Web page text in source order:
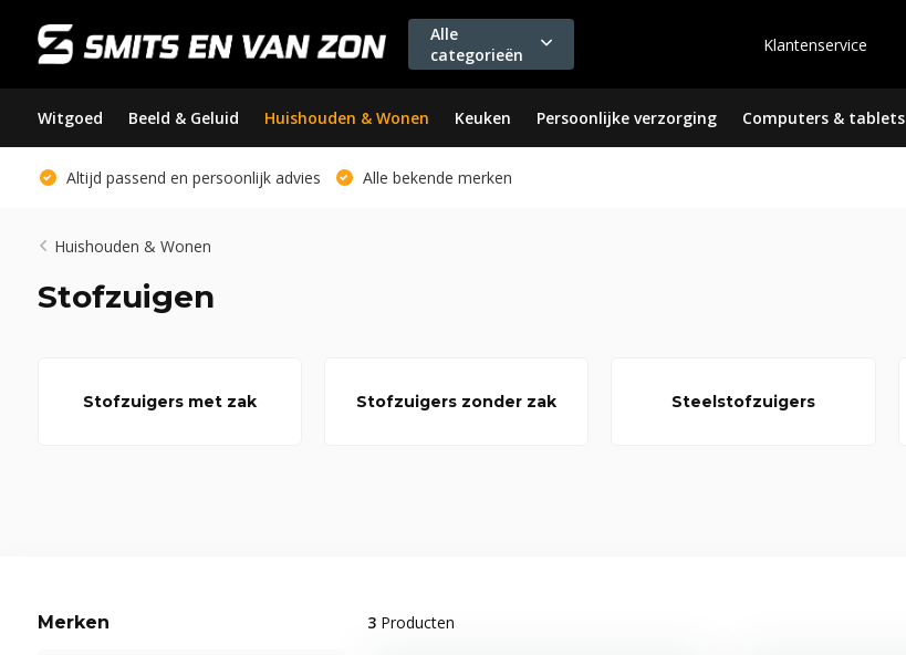
Alle
categorieën
Klantenservice
Witgoed Beeld & Geluid Huishouden & Wonen Keuken Persoonlijke verzorging Computers & tablets
Altijd passend en persoonlijk advies Alle bekende merken
Huishouden & Wonen
Stofzuigen
Stofzuigers met zak Stofzuigers zonder zak Steelstofzuigers
Merken 3Producten